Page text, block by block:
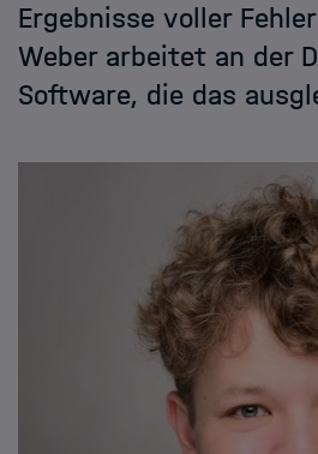
Ergebnisse voller
Weber arbeitet an der
Software, die das